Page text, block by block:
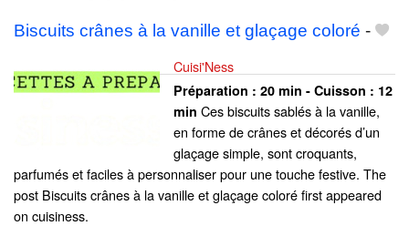
Biscuits crânes à la vanille et glaçage coloré -
Cuisi'Ness
Préparation : 20 min - Cuisson : 12
min Ces biscuits sablés à la vanille,
en forme de crânes et décorés d’un
glaçage simple, sont croquants,
parfumés et faciles à personnaliser pour une touche festive. The
post Biscuits crânes à la vanille et glaçage coloré first appeared
on cuisiness.